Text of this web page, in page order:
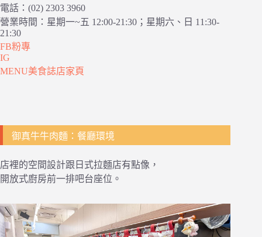
電話：(02) 2303 3960
營業時間：星期一~五 12:00-21:30；星期六、日 11:30-
21:30
FB粉專
IG
MENU美食誌店家頁
御真牛牛肉麵：餐廳環境
店裡的空間設計跟日式拉麵店有點像，
開放式廚房前一排吧台座位。